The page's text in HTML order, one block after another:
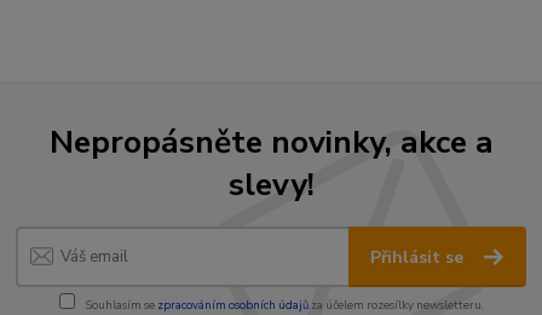
Nepropásněte novinky, akce a
slevy!
Přihlásit se
Souhlasím se zpracováním osobních údajůza účelem rozesílky newsletteru.